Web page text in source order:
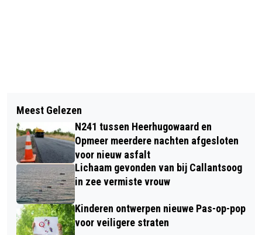
BEZOEK AAN HORTUS ALKMAAR:
DAAR 'KIKKER JE VAN OP'
MOTORRIJDER GEWOND IN
AKERSLOOT DOOR BOTSING MET
AUTO
Meest Gelezen
N241 tussen Heerhugowaard en
Opmeer meerdere nachten afgesloten
voor nieuw asfalt
Lichaam gevonden van bij Callantsoog
in zee vermiste vrouw
Kinderen ontwerpen nieuwe Pas-op-pop
voor veiligere straten